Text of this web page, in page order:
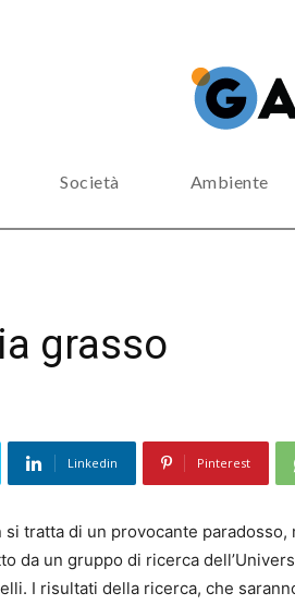
Società Ambiente
grasso
Linkedin Pinterest
tratta di un provocante paradosso,
da un gruppo di ricerca
I risultati della ricerca, che